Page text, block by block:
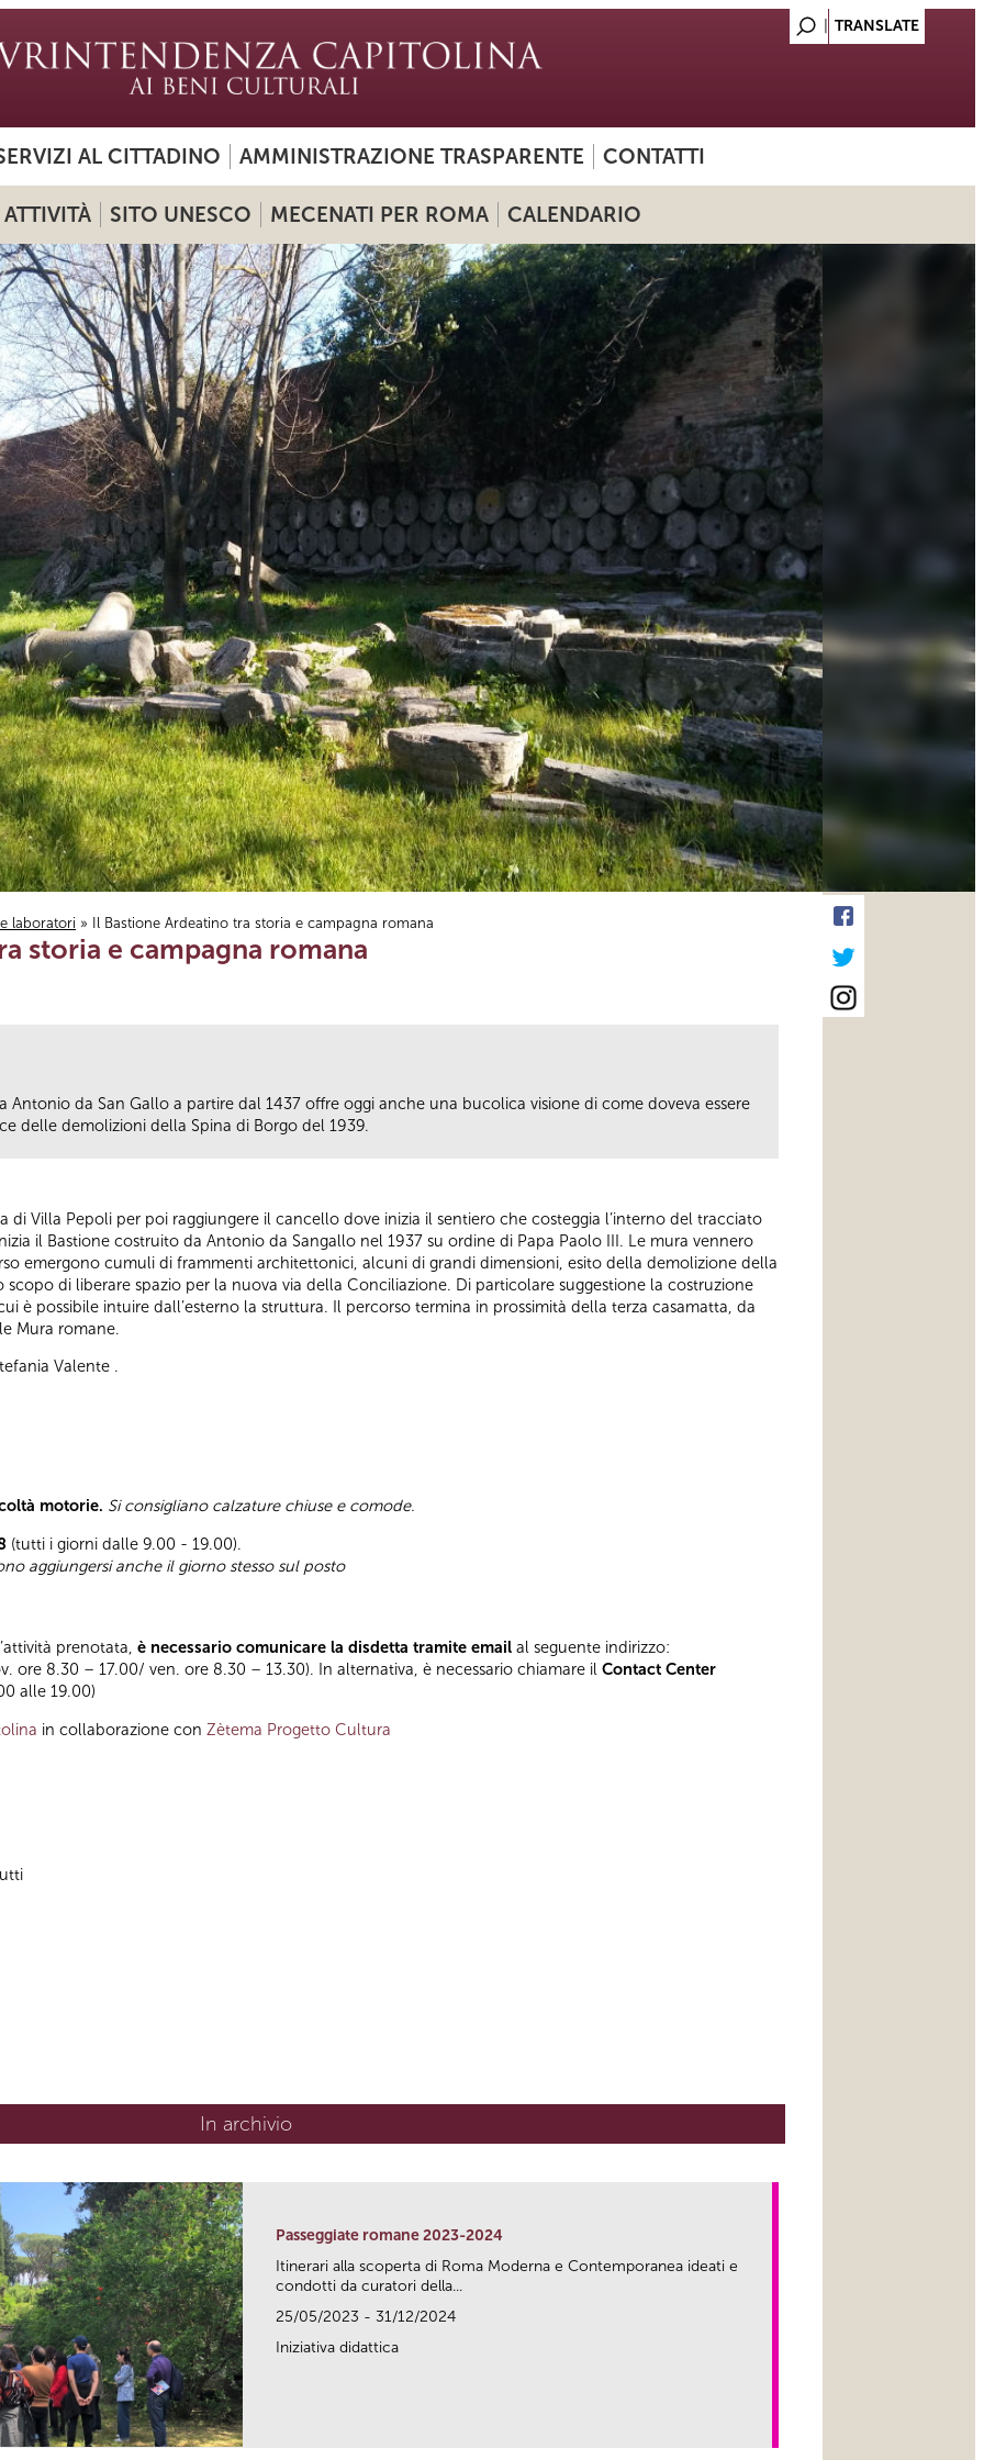
AL CITTADINO AMMINISTRAZIONE TRASPARENTE CONTATTI
ATTIVITÀ SITO UNESCO MECENATI PER ROMA CALENDARIO
laboratori » Il Bastione Ardeatino tra storia e campagna romana
storia e campagna romana
Antonio da San Gallo a partire dal 1437 offre oggi anche una bucolica visione di come doveva essere
delle demolizioni della Spina di Borgo del 1939.
di Villa Pepoli per poi raggiungere il cancello dove inizia il sentiero che costeggia l’interno del tracciato
il Bastione costruito da Antonio da Sangallo nel 1937 su ordine di Papa Paolo III. Le mura vennero
emergono cumuli di frammenti architettonici, alcuni di grandi dimensioni, esito della demolizione della
di liberare spazio per la nuova via della Conciliazione. Di particolare suggestione la costruzione
è possibile intuire dall’esterno la struttura. Il percorso termina in prossimità della terza casamatta, da
Mura romane.
Valente .
motorie. Si consigliano calzature chiuse e comode.
(tutti i giorni dalle 9.00 - 19.00).
aggiungersi anche il giorno stesso sul posto
prenotata, è necessario comunicare la disdetta tramite email al seguente indirizzo:
ore 8.30 – 17.00/ ven. ore 8.30 – 13.30). In alternativa, è necessario chiamare il Contact Center
alle 19.00)
in collaborazione con Zètema Progetto Cultura
In archivio
Passeggiate romane 2023-2024
Itinerari alla scoperta di Roma Moderna e Contemporanea ideati e
condotti da curatori della...
25/05/2023 - 31/12/2024
Iniziativa didattica